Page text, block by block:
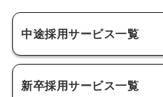
中途採用サービス一覧
新卒採用サービス一覧